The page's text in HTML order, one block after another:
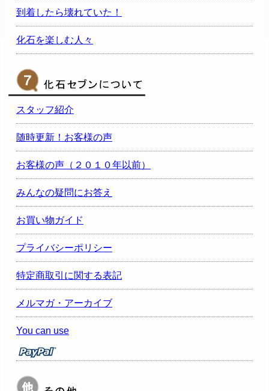
到着したら壊れていた！
化石を楽しむ人々
スタッフ紹介
随時更新！お客様の声
お客様の声（２０１０年以前）
みんなの疑問にお答え
お買い物ガイド
プライバシーポリシー
特定商取引に関する表記
メルマガ・アーカイブ
You can use